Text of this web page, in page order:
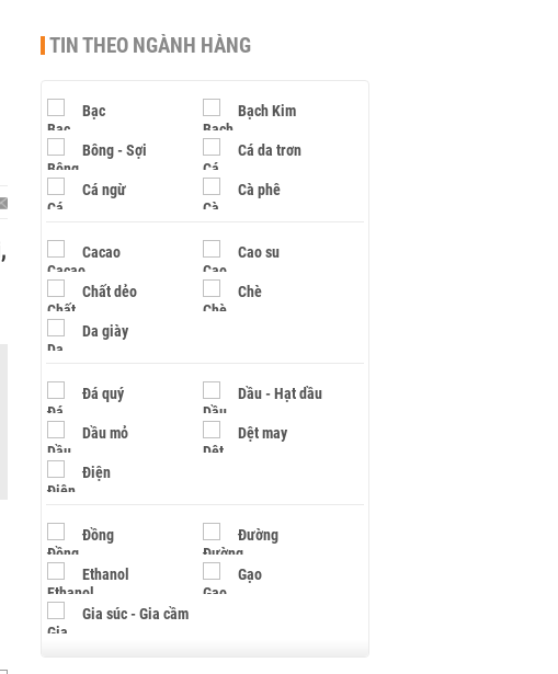
TIN THEO NGÀNH HÀNG
Bạc Bạch Kim
Bông - Sợi Cá da trơn
Cá ngừ Cà phê
Cacao Cao su
Chất dẻo Chè
Da giày
Đá quý Dầu - Hạt dầu
Dầu mỏ Dệt may
Điện
Đồng Đường
Ethanol Gạo
Gia súc - Gia cầm